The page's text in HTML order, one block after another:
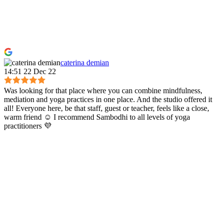
caterina demian
14:51 22 Dec 22
Was looking for that place where you can combine mindfulness,
mediation and yoga practices in one place. And the studio offered it
all! Everyone here, be that staff, guest or teacher, feels like a close,
warm friend ☺️ I recommend Sambodhi to all levels of yoga
practitioners 💜